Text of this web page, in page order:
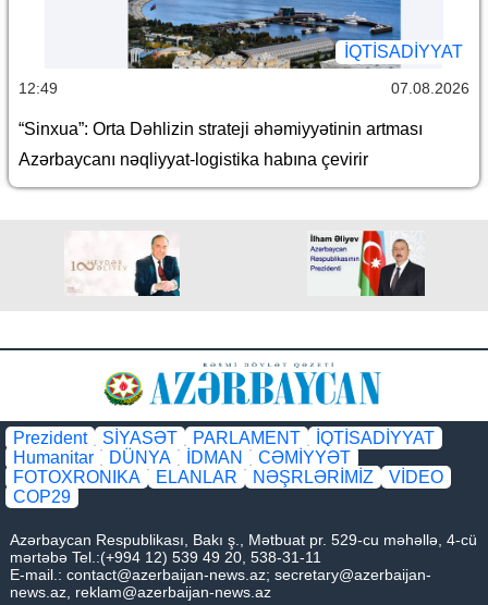
İQTİSADİYYAT
12:49 07.08.2026
“Sinxua”: Orta Dəhlizin strateji əhəmiyyətinin artması
Azərbaycanı nəqliyyat-logistika habına çevirir
Prezident SİYASƏT PARLAMENT
İQTİSADİYYAT
Humanitar
DÜNYA İDMAN
CƏMİYYƏT
FOTOXRONIKA
ELANLAR NƏŞRLƏRİMİZ
VİDEO
COP29
Azərbaycan Respublikası, Bakı ş., Mətbuat pr. 529-cu məhəllə, 4-cü
mərtəbə Tel.:(+994 12) 539 49 20, 538-31-11
E-mail.: contact@azerbaijan-news.az; secretary@azerbaijan-
news.az, reklam@azerbaijan-news.az